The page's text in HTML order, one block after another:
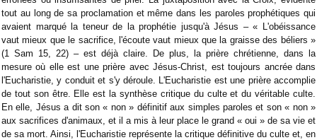
tout au long de sa proclamation et même dans les paroles prophétiques qui
avaient marqué la teneur de la prophétie jusqu'à Jésus – « L'obéissance
vaut mieux que le sacrifice, l'écoute vaut mieux que la graisse des béliers »
(1 Sam 15, 22) – est déjà claire. De plus, la prière chrétienne, dans la
mesure où elle est une prière avec Jésus-Christ, est toujours ancrée dans
l'Eucharistie, y conduit et s'y déroule. L'Eucharistie est une prière accomplie
de tout son être. Elle est la synthèse critique du culte et du véritable culte.
En elle, Jésus a dit son « non » définitif aux simples paroles et son « non »
aux sacrifices d'animaux, et il a mis à leur place le grand « oui » de sa vie et
de sa mort. Ainsi, l'Eucharistie représente la critique définitive du culte et, en